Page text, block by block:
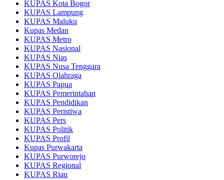
KUPAS Kota Bogor
KUPAS Lampung
KUPAS Maluku
Kupas Medan
KUPAS Metro
KUPAS Nasional
KUPAS Nias
KUPAS Nusa Tenggara
KUPAS Olahraga
KUPAS Papua
KUPAS Pemerintahan
KUPAS Pendidikan
KUPAS Peristiwa
KUPAS Pers
KUPAS Politik
KUPAS Profil
Kupas Purwakarta
KUPAS Purworejo
KUPAS Regional
KUPAS Riau